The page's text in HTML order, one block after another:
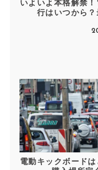
いよいよ本格解禁
行はいつから
電動キックボード